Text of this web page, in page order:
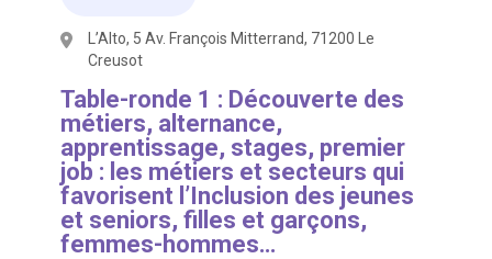
L’Alto, 5 Av. François Mitterrand, 71200 Le
Creusot
Table-ronde 1 : Découverte des
métiers, alternance,
apprentissage, stages, premier
job : les métiers et secteurs qui
favorisent l’Inclusion des jeunes
et seniors, filles et garçons,
femmes-hommes…